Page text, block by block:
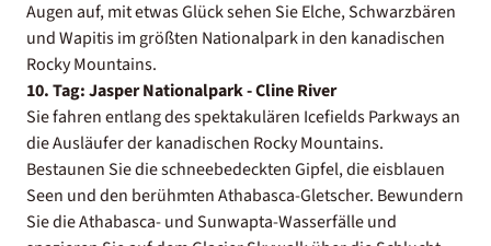
Augen auf, mit etwas Glück sehen Sie Elche, Schwarzbären
und Wapitis im größten Nationalpark in den kanadischen
Rocky Mountains.
10. Tag: Jasper Nationalpark - Cline River
Sie fahren entlang des spektakulären Icefields Parkways an
die Ausläufer der kanadischen Rocky Mountains.
Bestaunen Sie die schneebedeckten Gipfel, die eisblauen
Seen und den berühmten Athabasca-Gletscher. Bewundern
Sie die Athabasca- und Sunwapta-Wasserfälle und